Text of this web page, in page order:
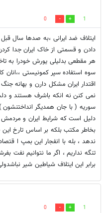
1
0
ایتلاف ضد ایرانی ،به صدها سال
دادن و قسمتی از خاک ایران جدا
هر مقطعی بدلیلی یورش خودرا به
سوه استفاده سپر کمونیستی ،،انان
اقتدار ایران مشکل دارن و بهانه
نمی کنن نه انکه باشرف هستند و
سوریه ( با جان همدیگر انداختنشون
دلیل است که شرایط ایران و مردمش
بخاطر مکتب بلکه بر اساس تارخ
ندهد ، بله با انفجار این بمپ ا
تنگه نداریم ، اگر ما نتوانیم نفت
برابر این ایتلاف شیاطین شیر
1
0